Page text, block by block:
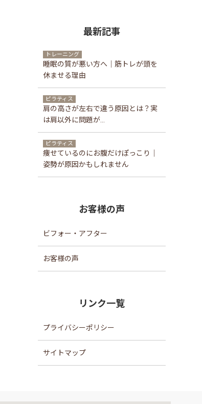
最新記事
トレーニング
睡眠の質が悪い方へ｜筋トレが頭を
休ませる理由
ピラティス
肩の高さが左右で違う原因とは？実
は肩以外に問題が...
ピラティス
痩せているのにお腹だけぽっこり｜
姿勢が原因かもしれません
お客様の声
ビフォー・アフター
お客様の声
リンク一覧
プライバシーポリシー
サイトマップ